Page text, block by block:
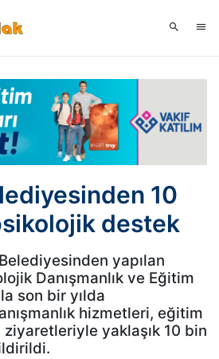
10
destek
Belediyesinden yapılan
Danışmanlık ve Eğitim
son bir yılda
hizmetleri, eğitim
yaklaşık 10 bin